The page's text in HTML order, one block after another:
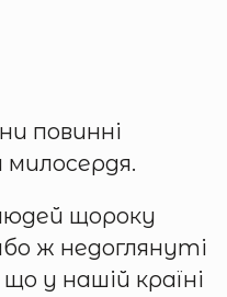
повинні
милосердя.
щороку
ж недоглянуті
у нашій країні